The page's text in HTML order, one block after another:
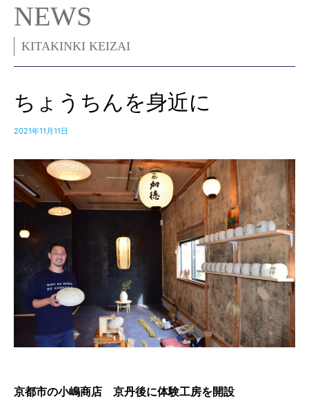
NEWS
KITAKINKI KEIZAI
ちょうちんを身近に
2021年11月11日
京都市の小嶋商店 京丹後に体験工房を開設